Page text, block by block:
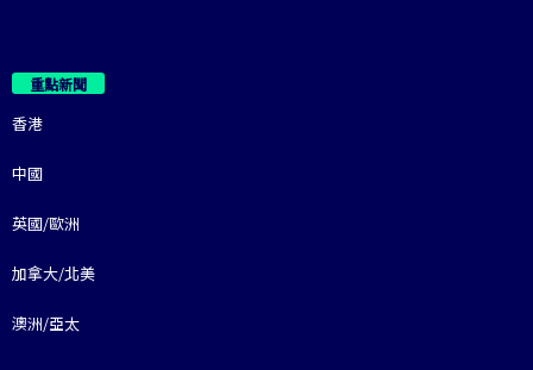
重點新聞
香港
中國
英國/歐洲
加拿大/北美
澳洲/亞太